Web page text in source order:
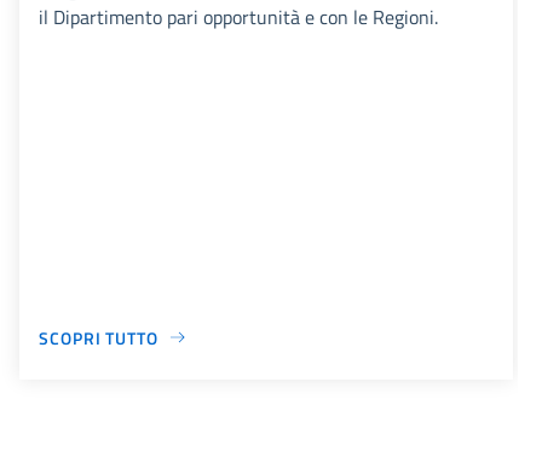
il Dipartimento pari opportunità e con le Regioni.
SCOPRI TUTTO